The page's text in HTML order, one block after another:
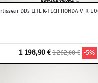
DDS LITE K-TECH HONDA VTR
1 198,90 €1 262,00 € -5%